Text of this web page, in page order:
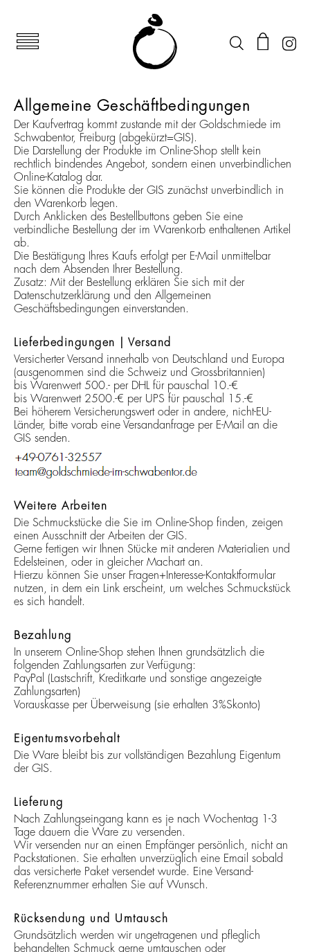
Allgemeine Geschäftbedingungen
Der Kaufvertrag kommt zustande mit der Goldschmiede im
Schwabentor, Freiburg (abgekürzt=GIS).
Die Darstellung der Produkte im Online-Shop stellt kein
rechtlich bindendes Angebot, sondern einen unverbindlichen
Online-Katalog dar.
Sie können die Produkte der GIS zunächst unverbindlich in
den Warenkorb legen.
Durch Anklicken des Bestellbuttons geben Sie eine
verbindliche Bestellung der im Warenkorb enthaltenen Artikel
ab.
Die Bestätigung Ihres Kaufs erfolgt per E-Mail unmittelbar
nach dem Absenden Ihrer Bestellung.
Zusatz: Mit der Bestellung erklären Sie sich mit der
Datenschutzerklärung und den Allgemeinen
Geschäftsbedingungen einverstanden.
Lieferbedingungen | Versand
Versicherter Versand innerhalb von Deutschland und Europa
(ausgenommen sind die Schweiz und Grossbritannien)
bis Warenwert 500.- per DHL für pauschal 10.-€
bis Warenwert 2500.-€ per UPS für pauschal 15.-€
Bei höherem Versicherungswert oder in andere, nicht-EU-
Länder, bitte vorab eine Versandanfrage per E-Mail an die
GIS senden.
Weitere Arbeiten
Die Schmuckstücke die Sie im Online-Shop finden, zeigen
einen Ausschnitt der Arbeiten der GIS.
Gerne fertigen wir Ihnen Stücke mit anderen Materialien und
Edelsteinen, oder in gleicher Machart an.
Hierzu können Sie unser Fragen+Interesse-Kontaktformular
nutzen, in dem ein Link erscheint, um welches Schmuckstück
es sich handelt.
Bezahlung
In unserem Online-Shop stehen Ihnen grundsätzlich die
folgenden Zahlungsarten zur Verfügung:
PayPal (Lastschrift, Kreditkarte und sonstige angezeigte
Zahlungsarten)
Vorauskasse per Überweisung (sie erhalten 3%Skonto)
Eigentumsvorbehalt
Die Ware bleibt bis zur vollständigen Bezahlung Eigentum
der GIS.
Lieferung
Nach Zahlungseingang kann es je nach Wochentag 1-3
Tage dauern die Ware zu versenden.
Wir versenden nur an einen Empfänger persönlich, nicht an
Packstationen. Sie erhalten unverzüglich eine Email sobald
das versicherte Paket versendet wurde. Eine Versand-
Referenznummer erhalten Sie auf Wunsch.
Rücksendung und Umtausch
Grundsätzlich werden wir ungetragenen und pfleglich
behandelten Schmuck gerne umtauschen oder